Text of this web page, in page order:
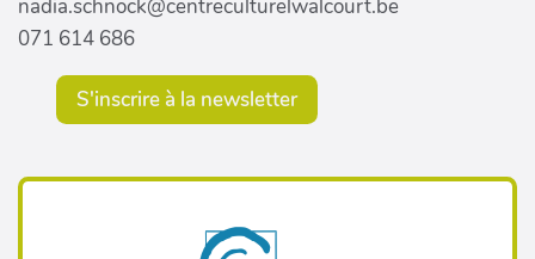
nadia.schnock@centreculturelwalcourt.be
071 614 686
S'inscrire à la newsletter